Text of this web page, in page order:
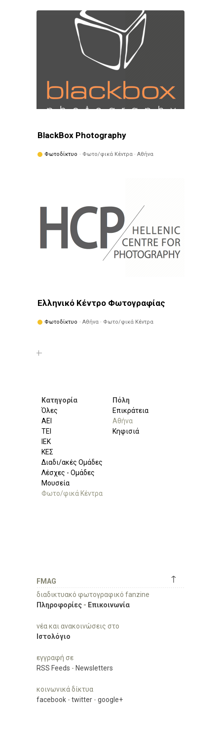
BlackBox Photography
Φωτοδίκτυο · Φωτο/φικά Κέντρα · Αθήνα
Ελληνικό Κέντρο Φωτογραφίας
Φωτοδίκτυο · Αθήνα · Φωτο/φικά Κέντρα
Κατηγορία
Όλες
ΑΕΙ
ΤΕΙ
ΙΕΚ
ΚΕΣ
Διαδι/ακές Ομάδες
Λέσχες - Ομάδες
Μουσεία
Φωτο/φικά Κέντρα
Πόλη
Επικράτεια
Αθήνα
Κηφισιά
↑
FMAG
διαδικτυακό φωτογραφικό fanzine
Πληροφορίες - Επικοινωνία
νέα και ανακοινώσεις στο
Ιστολόγιο
εγγραφή σε
RSS Feeds - Newsletters
κοινωνικά δίκτυα
facebook - twitter - google+